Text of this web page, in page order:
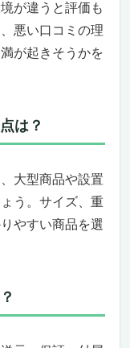
が違うと評価も
悪い口コミの理
が起きそうかを
は？
大型商品や設置
う。サイズ、重
やすい商品を選